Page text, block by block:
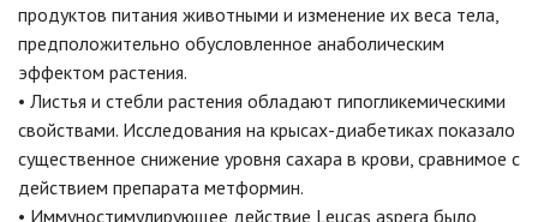
продуктов питания животными и изменение их веса тела,
предположительно обусловленное анаболическим
эффектом растения.
• Листья и стебли растения обладают гипогликемическими
свойствами. Исследования на крысах-диабетиках показало
существенное снижение уровня сахара в крови, сравнимое с
действием препарата метформин.
• Иммуностимулирующее действие Leucas aspera было